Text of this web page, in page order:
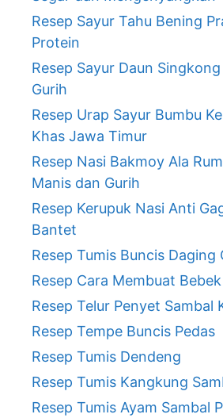
Resep Sayur Tahu Bening
Protein
Resep Sayur Daun
Gurih
Resep Urap Sayur Bumbu
Khas Jawa Timur
Resep Nasi Bakmoy Ala
Manis dan Gurih
Resep Kerupuk Nasi Anti
Bantet
Resep Tumis Buncis Daging
Resep Cara Membuat
Resep Telur Penyet Sambal
Resep Tempe Buncis Pedas
Resep Tumis Dendeng
Resep Tumis Kangkung
Resep Tumis Ayam Sambal